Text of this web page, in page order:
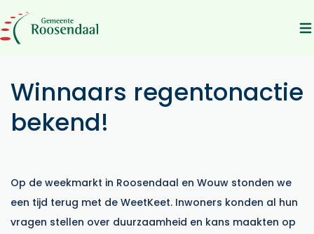
Winnaars regentonactie
bekend!
Op de weekmarkt in Roosendaal en Wouw stonden we
een tijd terug met de WeetKeet. Inwoners konden al hun
vragen stellen over duurzaamheid en kans maakten op